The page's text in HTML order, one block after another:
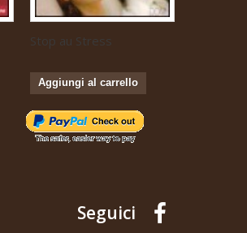
Stop au Stress
Aggiungi al carrello
Seguici